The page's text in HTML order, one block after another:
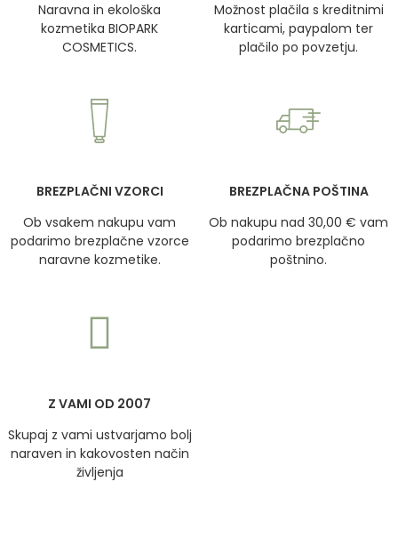
Naravna in ekološka
kozmetika BIOPARK
COSMETICS.
Možnost plačila s kreditnimi
karticami, paypalom ter
plačilo po povzetju.
BREZPLAČNI VZORCI
Ob vsakem nakupu vam
podarimo brezplačne vzorce
naravne kozmetike.
BREZPLAČNA POŠTINA
Ob nakupu nad 30,00 € vam
podarimo brezplačno
poštnino.
Z VAMI OD 2007
Skupaj z vami ustvarjamo bolj
naraven in kakovosten način
življenja